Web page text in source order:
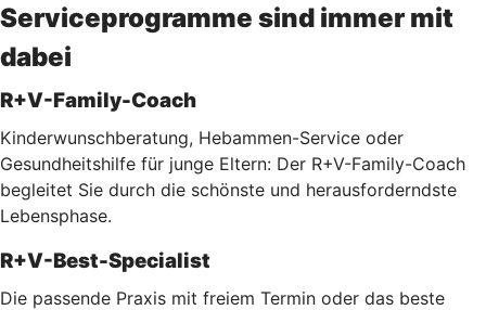
Serviceprogramme sind immer mit
dabei
R+V-Family-Coach
Kinderwunschberatung, Hebammen-Service oder
Gesundheitshilfe für junge Eltern: Der R+V-Family-Coach
begleitet Sie durch die schönste und herausforderndste
Lebensphase.
R+V-Best-Specialist
Die passende Praxis mit freiem Termin oder das beste